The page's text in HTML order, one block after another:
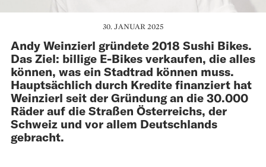
30. JANUAR 2025
Andy Weinzierl gründete 2018 Sushi Bikes.
Das Ziel: billige E-Bikes verkaufen, die alles
können, was ein Stadtrad können muss.
Hauptsächlich durch Kredite finanziert hat
Weinzierl seit der Gründung an die 30.000
Räder auf die Straßen Österreichs, der
Schweiz und vor allem Deutschlands
gebracht.